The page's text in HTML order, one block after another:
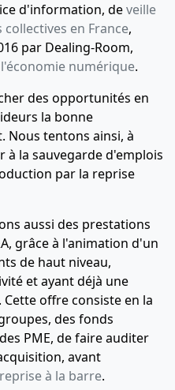
d'information, deveille
en France,
par Dealing-Room,
numérique.
des opportunités en
la bonne
tentons ainsi, à
la sauvegarde d'emplois
par la reprise
aussi des prestations
grâce à l'animation d'un
de haut niveau,
et ayant déjà une
offre consiste en la
des fonds
PME, de faire auditer
avant
à la barre.